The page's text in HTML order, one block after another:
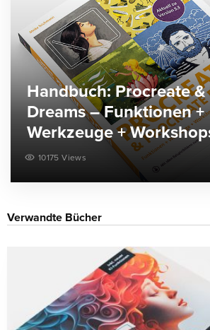
Handbuch: Procreate
Dreams – Funktionen +
Werkzeuge +
10175 Views
Verwandte Bücher